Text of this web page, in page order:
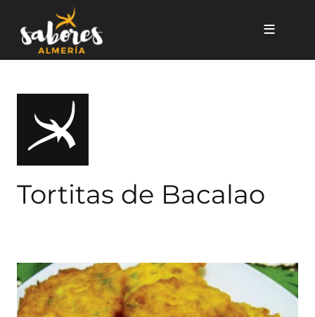
Tortitas de Bacalao
Tortitas de Bacalao